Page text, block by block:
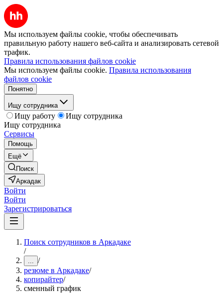
Мы используем файлы cookie, чтобы обеспечивать
правильную работу нашего веб-сайта и анализировать сетевой
трафик.
Правила использования файлов cookie
Мы используем файлы cookie. Правила использования
файлов cookie
Понятно
Ищу сотрудника
Ищу работу
Ищу сотрудника
Ищу сотрудника
Сервисы
Помощь
Ещё
Поиск
Аркадак
Войти
Войти
Зарегистрироваться
Поиск сотрудников в Аркадаке
/
... /
резюме в Аркадаке/
копирайтер/
сменный график